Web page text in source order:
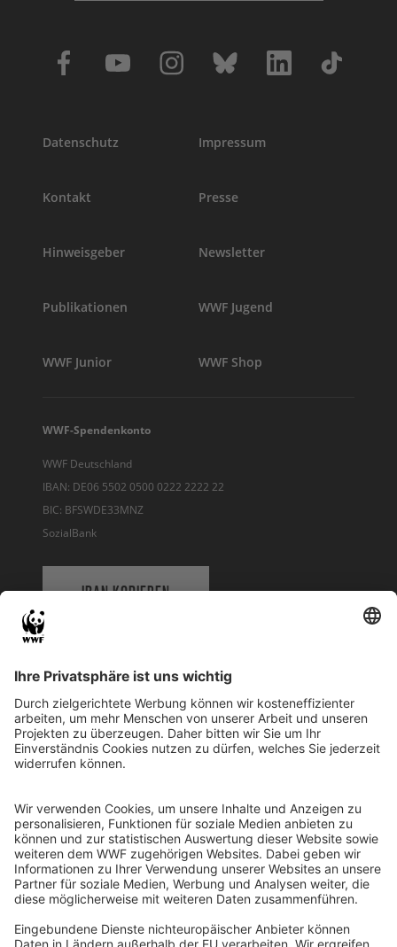
Datenschutz Impressum
Kontakt Presse
Hinweisgeber Newsletter
Publikationen WWF Jugend
WWF Junior WWF Shop
WWF-Spendenkonto
WWF Deutschland
IBAN: DE06 5502 0500 0222 2222 22
BIC: BFSWDE33MNZ
SozialBank
IBAN KOPIEREN
WWF Deutschland
Reinhardtstr. 18
10117 Berlin
Ihre Spende kann steuerlich geltend gemacht werden
Registriert als Stiftung WWF Deutschland, Senatsverwaltung für
Justiz Berlin, Az: 3416/976/2
Umsatzsteuer-Identifikationsnummer: DE 114236103
Freistellungsbescheid: Als gemeinnützige Körperschaft befreit